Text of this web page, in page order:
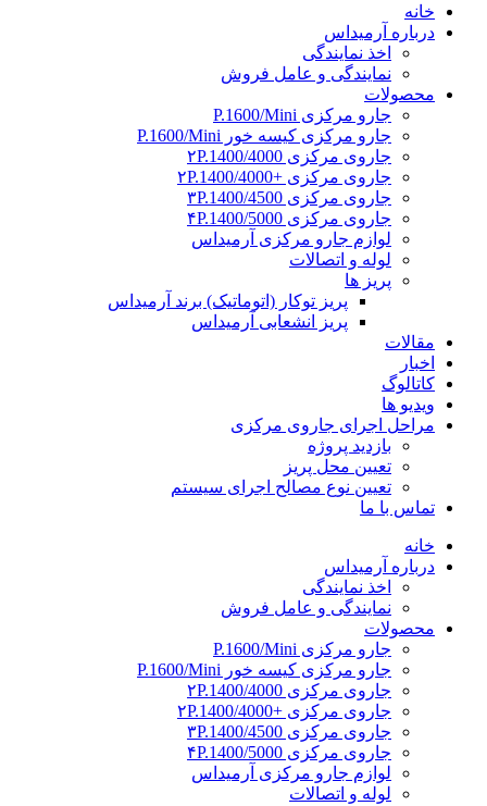
خانه
درباره آرمیداس
اخذ نمایندگی
نمایندگی و عامل فروش
محصولات
جارو مرکزی P.1600/Mini
جارو مرکزی کیسه خور P.1600/Mini
جاروی مرکزی ۲P.1400/4000
جاروی مرکزی +۲P.1400/4000
جاروی مرکزی ۳P.1400/4500
جاروی مرکزی ۴P.1400/5000
لوازم جارو مرکزی آرمیداس
لوله و اتصالات
پریز ها
پریز توکار (اتوماتیک) برند آرمیداس
پریز انشعابی آرمیداس
مقالات
اخبار
کاتالوگ
ویدیو ها
مراحل اجرای جاروی مرکزی
بازدید پروژه
تعیین محل پریز
تعیین نوع مصالح اجرای سیستم
تماس با ما
خانه
درباره آرمیداس
اخذ نمایندگی
نمایندگی و عامل فروش
محصولات
جارو مرکزی P.1600/Mini
جارو مرکزی کیسه خور P.1600/Mini
جاروی مرکزی ۲P.1400/4000
جاروی مرکزی +۲P.1400/4000
جاروی مرکزی ۳P.1400/4500
جاروی مرکزی ۴P.1400/5000
لوازم جارو مرکزی آرمیداس
لوله و اتصالات